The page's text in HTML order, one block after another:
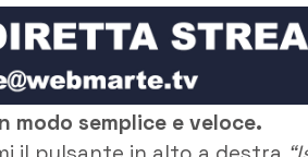
modo semplice e veloce.